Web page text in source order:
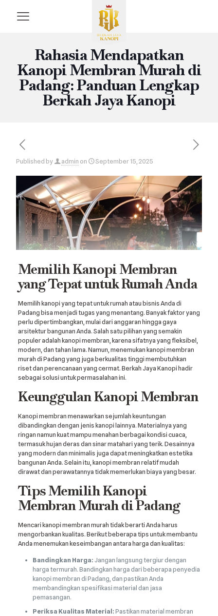
Rahasia Mendapatkan
Kanopi Membran Murah di
Padang: Panduan Lengkap
Berkah Jaya Kanopi
Published by admin on September 15, 2025
Memilih Kanopi Membran
yang Tepat untuk Rumah Anda
Memilih kanopi yang tepat untuk rumah atau bisnis Anda di
Padang bisa menjadi tugas yang menantang. Banyak faktor yang
perlu dipertimbangkan, mulai dari anggaran hingga gaya
arsitektur bangunan Anda. Salah satu pilihan yang semakin
populer adalah kanopi membran, karena sifatnya yang fleksibel,
modern, dan tahan lama. Namun, menemukan kanopi membran
murah di Padang yang juga berkualitas tinggi membutuhkan
riset dan perencanaan yang cermat. Berkah Jaya Kanopi hadir
sebagai solusi untuk permasalahan ini.
Keunggulan Kanopi Membran
Kanopi membran menawarkan sejumlah keuntungan
dibandingkan dengan jenis kanopi lainnya. Materialnya yang
ringan namun kuat mampu menahan berbagai kondisi cuaca,
termasuk hujan deras dan sinar matahari yang terik. Desainnya
yang modern dan minimalis juga dapat meningkatkan estetika
bangunan Anda. Selain itu, kanopi membran relatif mudah
dirawat dan perawatannya tidak memerlukan biaya yang besar.
Tips Memilih Kanopi
Membran Murah di Padang
Mencari kanopi membran murah tidak berarti Anda harus
mengorbankan kualitas. Berikut beberapa tips untuk membantu
Anda menemukan keseimbangan antara harga dan kualitas:
Bandingkan Harga: Jangan langsung tergiur dengan
harga termurah. Bandingkan harga dari beberapa penyedia
kanopi membran di Padang, dan pastikan Anda
membandingkan spesifikasi material dan jasa
pemasangan.
Periksa Kualitas Material:Pastikan material membran